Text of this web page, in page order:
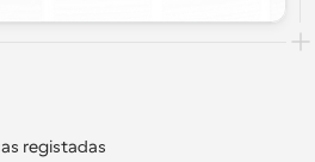
registadas